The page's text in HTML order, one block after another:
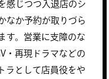
感じつつ入退店のシ
なか予約が取りづら
す。営業に支障のな
・再現ドラマなどの
ラとして店員役をや